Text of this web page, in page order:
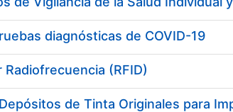
diagnósticas de COVID-19
(RFID)
de Tinta Originales para